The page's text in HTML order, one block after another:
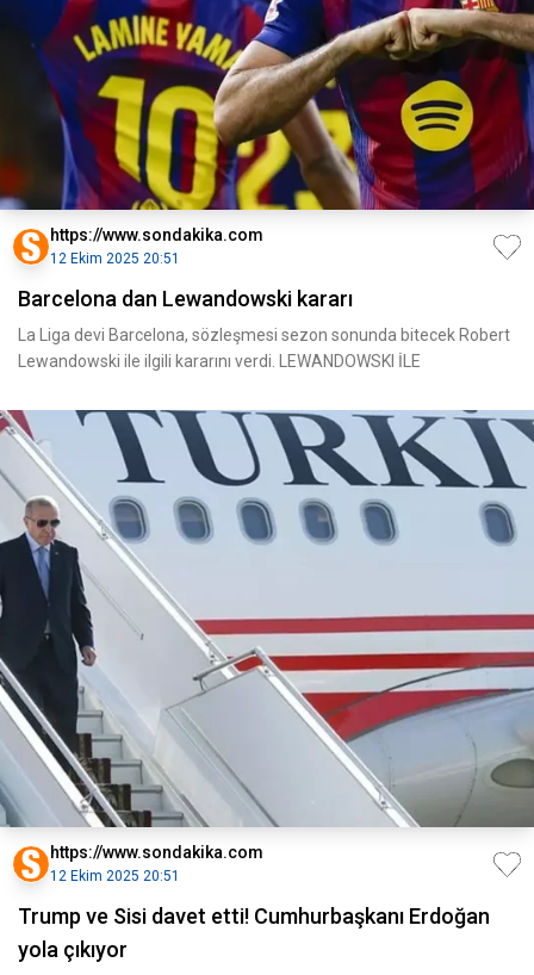
https://www.sondakika.com
12 Ekim 2025 20:51
Barcelona dan Lewandowski kararı
La Liga devi Barcelona, sözleşmesi sezon sonunda bitecek Robert
Lewandowski ile ilgili kararını verdi. LEWANDOWSKI İLE
https://www.sondakika.com
12 Ekim 2025 20:51
Trump ve Sisi davet etti! Cumhurbaşkanı Erdoğan
yola çıkıyor